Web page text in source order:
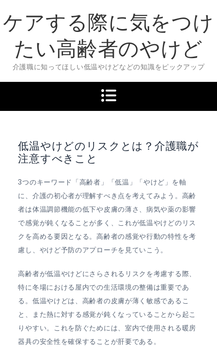
to
content
ケアする際に気をつけ
たい高齢者のやけど
介護職に知ってほしい低温やけどなどの知識をピックアップ
低温やけどのリスクとは？介護職が
注意すべきこと
3つのキーワード「高齢者」「低温」「やけど」を軸
に、介護の初心者が理解すべき点を考えてみよう。高齢
者は体温調節機能の低下や皮膚の薄さ、病気や薬の影響
で感覚が鈍くなることが多く、これが低温やけどのリス
クを高める要因となる。高齢者の感覚や行動の特性を考
慮し、やけど予防のアプローチを見ていこう。
高齢者が低温やけどにさらされるリスクを考慮する際、
特に冬場における屋内での生活環境の整備は重要であ
る。低温やけどは、高齢者の皮膚が薄く敏感であるこ
と、また熱に対する感覚が鈍くなっていることから起こ
りやすい。これを防ぐためには、室内で使用される暖房
器具の安全性を確保することが肝要である。